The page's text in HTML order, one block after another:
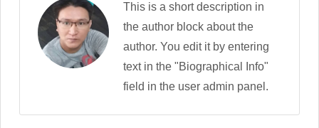
This is a short description in
the author block about the
author. You edit it by entering
text in the "Biographical Info"
field in the user admin panel.